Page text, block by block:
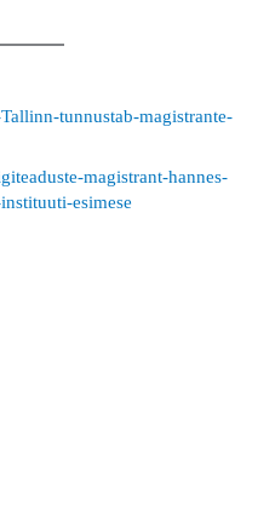
tunnustab-magistrante-
magistrant-hannes-
esimese